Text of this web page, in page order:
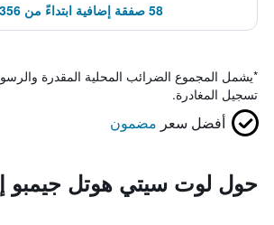
58 صفقة إضافية ابتداءً من 356 ﷼
*يشمل المجموع الضرائب المحلية المقدرة
تسجيل المغادرة.
أفضل سعر مضمون
حول لوت سيتي هوتل جيمبو